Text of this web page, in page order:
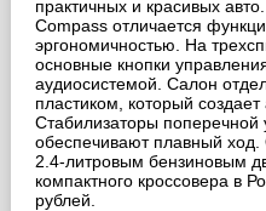
практичных и красивых
Compass отличается
эргономичностью. На
основные кнопки
аудиосистемой. Салон
пластиком, который
Стабилизаторы поперечной
обеспечивают плавный
2.4-литровым бензиновым
компактного кроссовера в
рублей.